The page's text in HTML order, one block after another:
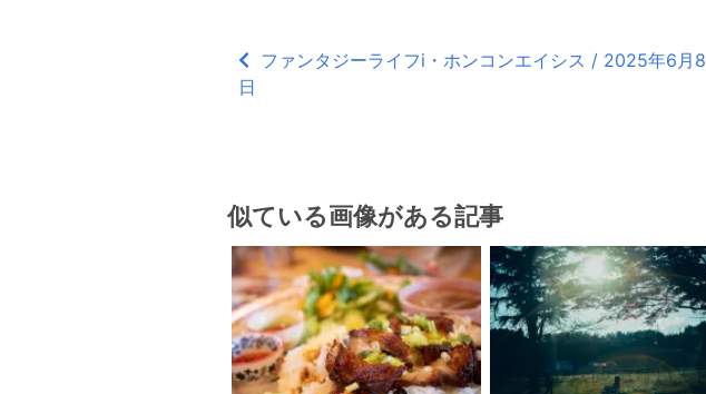
ファンタジーライフi・ホンコンエイシス / 2025年6月8
日
似ている画像がある記事